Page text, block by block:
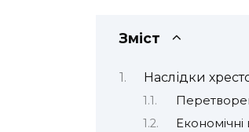
Зміст
Наслідки
Економічні